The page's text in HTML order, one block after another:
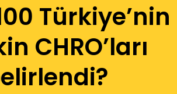
Türkiye’nin
CHRO’ları